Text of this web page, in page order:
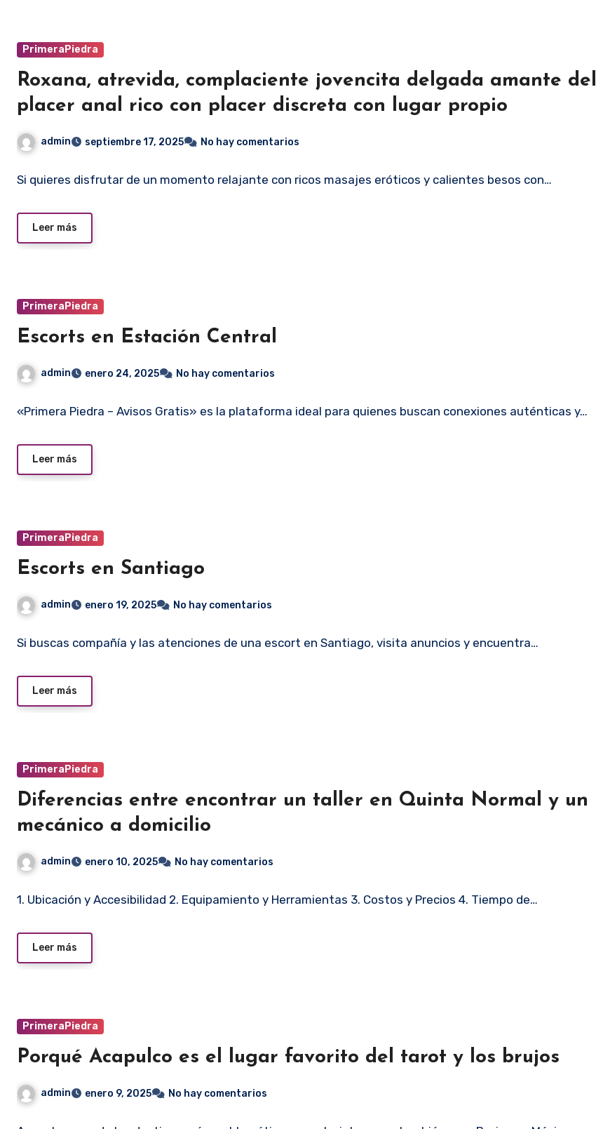
PrimeraPiedra
Roxana, atrevida, complaciente jovencita delgada amante del
placer anal rico con placer discreta con lugar propio
admin septiembre 17, 2025 No hay comentarios
Si quieres disfrutar de un momento relajante con ricos masajes eróticos y calientes besos con…
Leer más
PrimeraPiedra
Escorts en Estación Central
admin enero 24, 2025 No hay comentarios
«Primera Piedra – Avisos Gratis» es la plataforma ideal para quienes buscan conexiones auténticas y…
Leer más
PrimeraPiedra
Escorts en Santiago
admin enero 19, 2025 No hay comentarios
Si buscas compañía y las atenciones de una escort en Santiago, visita anuncios y encuentra…
Leer más
PrimeraPiedra
Diferencias entre encontrar un taller en Quinta Normal y un
mecánico a domicilio
admin enero 10, 2025 No hay comentarios
1. Ubicación y Accesibilidad 2. Equipamiento y Herramientas 3. Costos y Precios 4. Tiempo de…
Leer más
PrimeraPiedra
Porqué Acapulco es el lugar favorito del tarot y los brujos
admin enero 9, 2025 No hay comentarios